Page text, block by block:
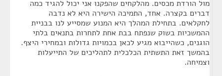
מול הורדת מכסים. מהלקחים שהפקנו אני יכול להגיד כמה
דברים בקצרה. אחד, התמיכה הישירה היא לא נדבה
לחקלאים. בתחילת המהלך היא המנוע שמסייע לנו בבניית
ההמשכיות בשוק שנפתח בבת אחת לתחרות בתנאים בלתי
הוגנים, כשהייבוא מגיע לכאן בכמויות גדולות ובמחירי היצף.
בהמשך זאת התשתית הכלכלית לתהליכים של התייעלות
וצמיחה.